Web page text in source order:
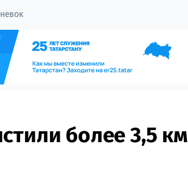
более 3,5 км